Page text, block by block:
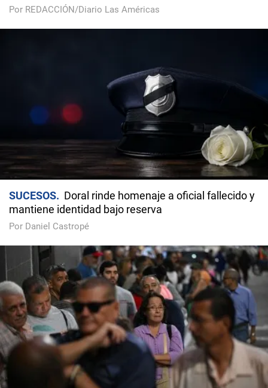
Por REDACCIÓN/Diario Las Américas
SUCESOS
Doral rinde homenaje a oficial fallecido y
mantiene identidad bajo reserva
Por Daniel Castropé